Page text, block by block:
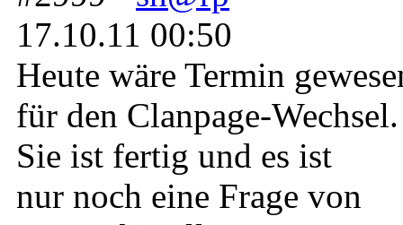
17.10.11 00:50
Heute wäre Termin
für den Clanpage-Wechsel.
Sie ist fertig und es ist
nur noch eine Frage von